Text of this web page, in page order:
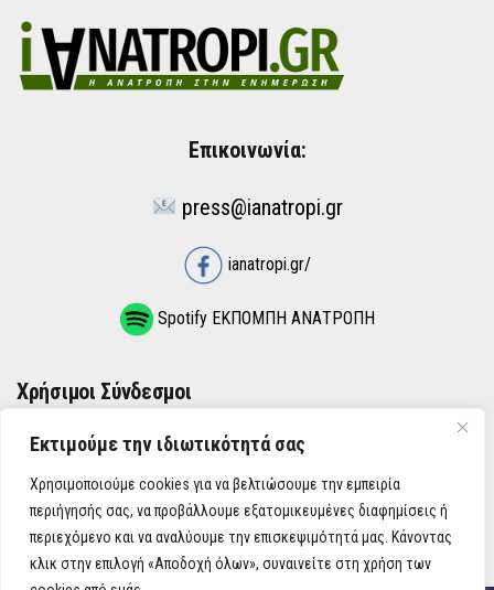
Εκτιμούμε την ιδιωτικότητά σας
Χρησιμοποιούμε cookies για να βελτιώσουμε την εμπειρία
περιήγησής σας, να προβάλλουμε εξατομικευμένες διαφημίσεις ή
περιεχόμενο και να αναλύουμε την επισκεψιμότητά μας. Κάνοντας
κλικ στην επιλογή «Αποδοχή όλων», συναινείτε στη χρήση των
Επικοινωνία:
press@ianatropi.gr
ianatropi.gr/
Spotify ΕΚΠΟΜΠΗ ΑΝΑΤΡΟΠΗ
Χρήσιμοι Σύνδεσμοι
ΌΡΟΙ ΧΡΉΣΗΣ
ΠΟΛΙΤΙΚΉ ΑΠΟΡΡΉΤΟΥ